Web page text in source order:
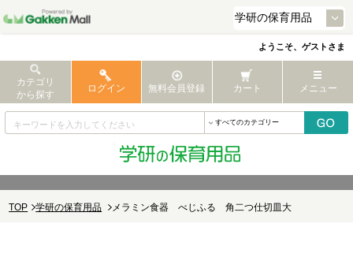
ようこそ、ゲストさま
カテゴリ
から探す
ログイン 無料会員登録 カート メニュー
TOP 学研の保育用品 メラミン食器 べじふる 角二つ仕切皿大